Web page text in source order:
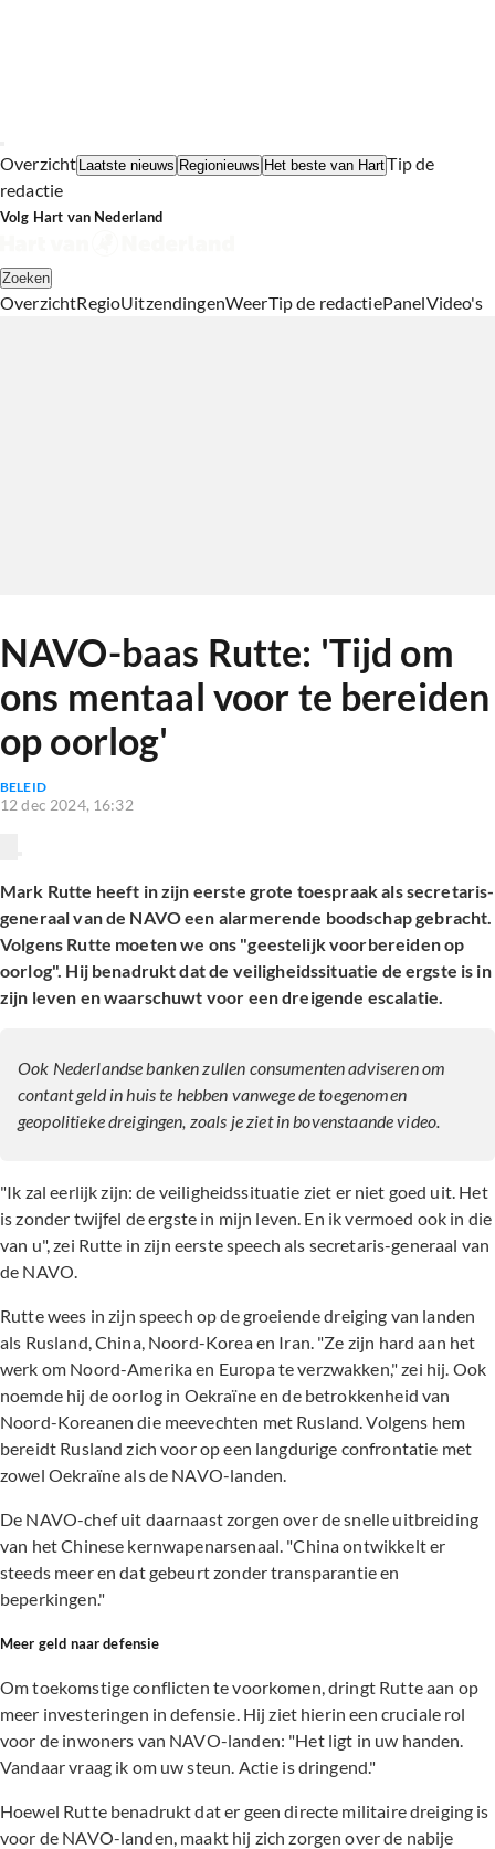
Overzicht Laatste nieuws Regionieuws Het beste van HartTip de
redactie
Volg Hart van Nederland
Zoeken
OverzichtRegioUitzendingenWeerTip de redactiePanelVideo's
NAVO-baas Rutte: 'Tijd om
ons mentaal voor te bereiden
op oorlog'
BELEID
12 dec 2024, 16:32
Mark Rutte heeft in zijn eerste grote toespraak als secretaris-
generaal van de NAVO een alarmerende boodschap gebracht.
Volgens Rutte moeten we ons "geestelijk voorbereiden op
oorlog". Hij benadrukt dat de veiligheidssituatie de ergste is in
zijn leven en waarschuwt voor een dreigende escalatie.
Ook Nederlandse banken zullen consumenten adviseren om
contant geld in huis te hebben vanwege de toegenomen
geopolitieke dreigingen, zoals je ziet in bovenstaande video.
"Ik zal eerlijk zijn: de veiligheidssituatie ziet er niet goed uit. Het
is zonder twijfel de ergste in mijn leven. En ik vermoed ook in die
van u", zei Rutte in zijn eerste speech als secretaris-generaal van
de NAVO.
Rutte wees in zijn speech op de groeiende dreiging van landen
als Rusland, China, Noord-Korea en Iran. "Ze zijn hard aan het
werk om Noord-Amerika en Europa te verzwakken," zei hij. Ook
noemde hij de oorlog in Oekraïne en de betrokkenheid van
Noord-Koreanen die meevechten met Rusland. Volgens hem
bereidt Rusland zich voor op een langdurige confrontatie met
zowel Oekraïne als de NAVO-landen.
De NAVO-chef uit daarnaast zorgen over de snelle uitbreiding
van het Chinese kernwapenarsenaal. "China ontwikkelt er
steeds meer en dat gebeurt zonder transparantie en
beperkingen."
Meer geld naar defensie
Om toekomstige conflicten te voorkomen, dringt Rutte aan op
meer investeringen in defensie. Hij ziet hierin een cruciale rol
voor de inwoners van NAVO-landen: "Het ligt in uw handen.
Vandaar vraag ik om uw steun. Actie is dringend."
Hoewel Rutte benadrukt dat er geen directe militaire dreiging is
voor de NAVO-landen, maakt hij zich zorgen over de nabije